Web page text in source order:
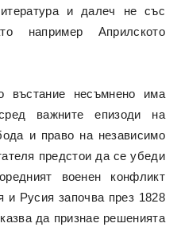
и далеч не със
например Априлското
въстание несъмнено има
важните епизоди на
и право на независимо
предстои да се убеди
военен конфликт
Русия започва през 1828
да признае решенията